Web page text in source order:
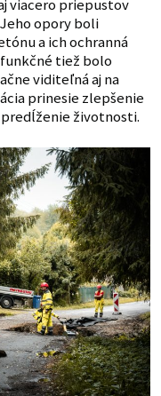
viacero priepustov
opory boli
a ich ochranná
tiež bolo
viditeľná aj na
prinesie zlepšenie
životnosti.